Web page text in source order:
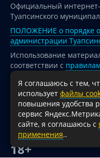
Официальный
Туапсинского
ПОЛОЖЕНИЕ о порядке
администрации
Использование
соответствии с
опубликованных на сайте
При перепечатке и
на источник
Для сайтов и страниц
активная гиперссылка
администрации
18+
Я соглашаюсь с тем,
использует файлы
повышения удобства
сервис
сайте, я соглашаюсь с
применения..